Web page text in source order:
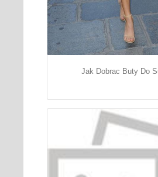
Jak Dobrac Buty Do